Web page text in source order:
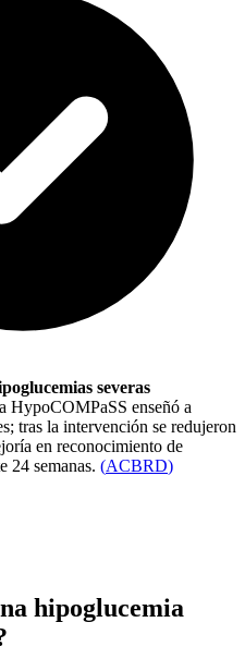
severas
HypoCOMPaSS enseñó a
tras la intervención se redujeron
en reconocimiento de
24 semanas. (ACBRD)
hipoglucemia